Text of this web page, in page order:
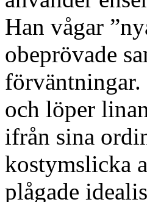
Han vågar
obeprövade
förväntningar.
och löper
ifrån sina
kostymslicka
plågade